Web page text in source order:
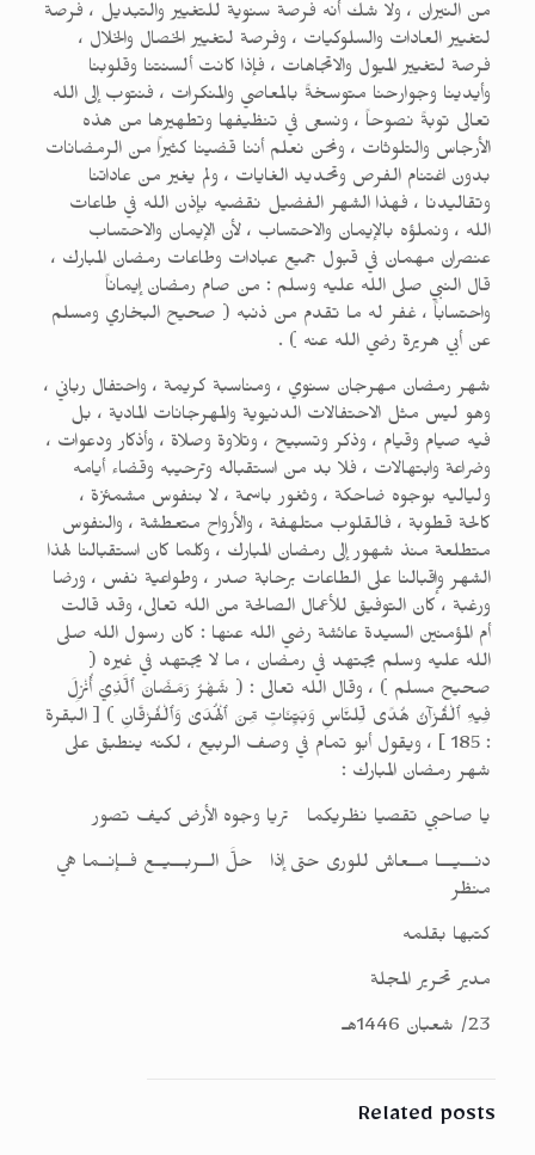
من النيران ، ولا شك أنه فرصة سنوية للتغيير والتبديل ، فرصة
لتغيير العادات والسلوكيات ، وفرصة لتغيير الخصال والخلال ،
فرصة لتغيير الميول والاتجاهات ، فإذا كانت ألسنتنا وقلوبنا
وأيدينا وجوارحنا متوسخةً بالمعاصي والمنكرات ، فنتوب إلى الله
تعالى توبةً نصوحاً ، ونسعى في تنظيفها وتطهيرها من هذه
الأرجاس والتلوثات ، ونحن نعلم أننا قضينا كثيراً من الرمضانات
بدون اغتنام الفرص وتحديد الغايات ، ولم يغير من عاداتنا
وتقاليدنا ، فهذا الشهر الفضيل نقضيه بإذن الله في طاعات
الله ، ونملؤه بالإيمان والاحتساب ، لأن الإيمان والاحتساب
عنصران مهمان في قبول جميع عبادات وطاعات رمضان المبارك ،
قال النبي صلى الله عليه وسلم : من صام رمضان إيماناً
واحتساباً ، غفر له ما تقدم من ذنبه ( صحيح البخاري ومسلم
عن أبي هريرة رضي الله عنه ) .
شهر رمضان مهرجان سنوي ، ومناسبة كريمة ، واحتفال رباني ،
وهو ليس مثل الاحتفالات الدنيوية والمهرجانات المادية ، بل
فيه صيام وقيام ، وذكر وتسبيح ، وتلاوة وصلاة ، وأذكار ودعوات ،
وضراعة وابتهالات ، فلا بد من استقباله وترحيبه وقضاء أيامه
ولياليه بوجوه ضاحكة ، وثغور باسمة ، لا بنفوس مشمئزة ،
كالحة قطوبة ، فالقلوب متلهفة ، والأرواح متعطشة ، والنفوس
متطلعة منذ شهور إلى رمضان المبارك ، وكلما كان استقبالنا لهذا
الشهر وإقبالنا على الطاعات برحابة صدر ، وطواعية نفس ، ورضا
ورغبة ، كان التوفيق للأعمال الصالحة من الله تعالى، وقد قالت
أم المؤمنين السيدة عائشة رضي الله عنها : كان رسول الله صلى
الله عليه وسلم يجتهد في رمضان ، ما لا يجتهد في غيره (
صحيح مسلم ) ، وقال الله تعالى : ( شَهْرُ رَمَضَانَ ٱلَّذِيۤ أُنْزِلَ
فِيهِ ٱلْقُرْآنُ هُدًى لِّلنَّاسِ وَبَيِّنَاتٍ مِّنَ ٱلْهُدَىٰ وَٱلْفُرْقَانِ ) [ البقرة
: 185 ] ، ويقول أبو تمام في وصف الربيع ، لكنه ينطبق على
شهر رمضان المبارك :
يا صاحبي تقصيا نظريكما تريا وجوه الأرض كيف تصور
دنـــيـــا مــعاش للورى حتى إذا حلَّ الــربـــيــع فــإنــما هي
منظر
كتبها بقلمه
مدير تحرير المجلة
23/ شعبان 1446هـ
Related posts